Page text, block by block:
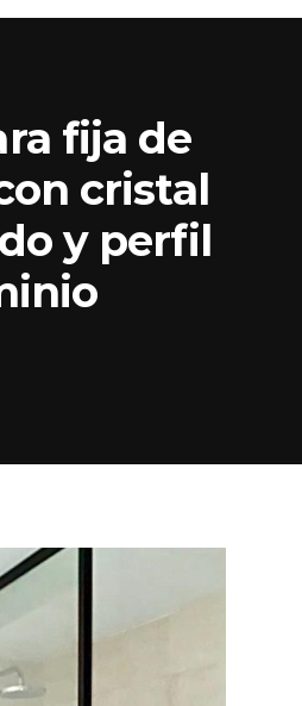
fija de
cristal
y perfil